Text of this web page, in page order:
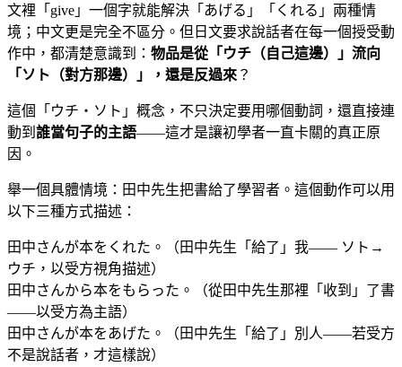
文裡「give」一個字就能解決「あげる」「くれる」兩種情
境；中文更是完全不區分。但日文要求說話者在每一個授受動
作中，都清楚意識到： 物品是從「ウチ（自己這邊）」流向
「ソト（對方那邊）」，還是反過來 ？
這個「ウチ・ソト」概念，不只決定要用哪個動詞，還直接連
動到 誰當句子的主語——這才是讓初學者一直卡關的真正原
因。
舉一個具體情境：田中先生把書給了學習者。這個動作可以用
以下三種方式描述：
田中さんが本をくれた。（田中先生「給了」我—— ソト→
ウチ，以受方視角描述）
田中さんから本をもらった。（從田中先生那裡「收到」了書
——以受方為主語）
田中さんが本をあげた。（田中先生「給了」別人——若受方
不是說話者，才這樣說）